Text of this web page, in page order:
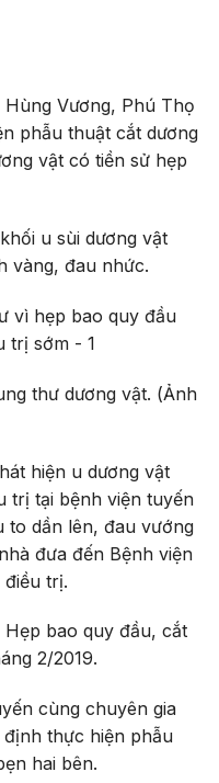
Vương, Phú Thọ
phẫu thuật cắt dương
vật có tiền sử hẹp
u sùi dương vật
vàng, đau nhức.
thư dương vật. (Ảnh
hiện u dương vật
trị tại bệnh viện tuyến
to dần lên, đau vướng
đưa đến Bệnh viện
trị.
bao quy đầu, cắt
2/2019.
cùng chuyên gia
thực hiện phẫu
hai bên.